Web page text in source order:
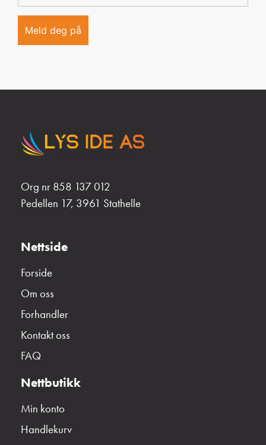
Org nr 858 137 012
Pedellen 17, 3961 Stathelle
Nettside
Forside
Om oss
Forhandler
Kontakt oss
FAQ
Nettbutikk
Min konto
Handlekurv